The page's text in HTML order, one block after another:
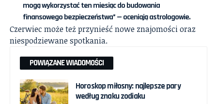
mogą wykorzystać ten miesiąc do budowania
finansowego bezpieczeństwa” — oceniają astrologowie.
Czerwiec może też przynieść nowe znajomości oraz
niespodziewane spotkania.
POWIĄZANE WIADOMOŚCI
Horoskop miłosny: najlepsze pary
według znaku zodiaku